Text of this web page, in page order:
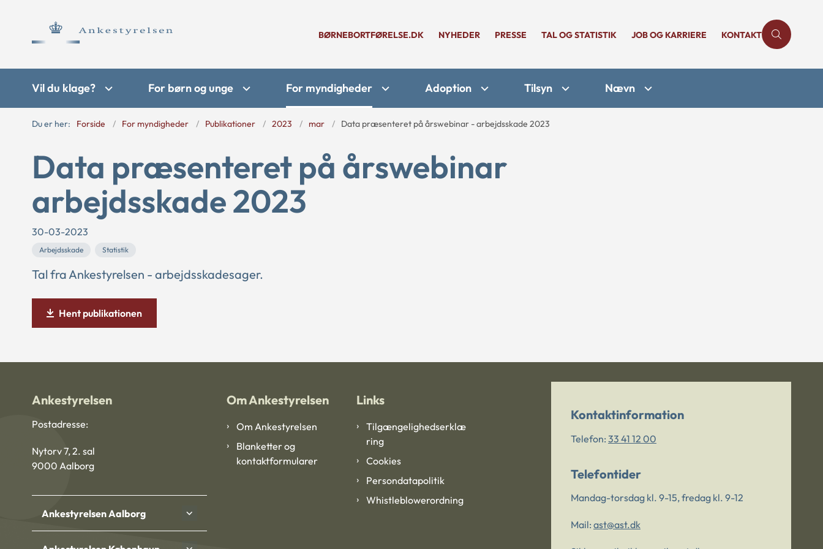
BØRNEBORTFØRELSE.DK NYHEDER PRESSE TAL OG STATISTIK JOB OG KARRIERE KONTAKT
Vil du klage? For børn og unge For myndigheder Adoption Tilsyn Nævn
Du er her: Forside For myndigheder Publikationer 2023 mar Data præsenteret på årswebinar - arbejdsskade 2023
Data præsenteret på årswebinar
arbejdsskade 2023
30-03-2023
Arbejdsskade Statistik
Tal fra Ankestyrelsen - arbejdsskadesager.
Hent publikationen
Ankestyrelsen
Postadresse:
Nytorv 7, 2. sal
9000 Aalborg
Ankestyrelsen Aalborg
Om Ankestyrelsen
Om Ankestyrelsen
Blanketter og
kontaktformularer
Links
Tilgængelighedserklæ
ring
Cookies
Persondatapolitik
Whistleblowerordning
Kontaktinformation
Telefon: 33 41 12 00
Telefontider
Mandag-torsdag kl. 9-15, fredag kl. 9-12
Mail: ast@ast.dk